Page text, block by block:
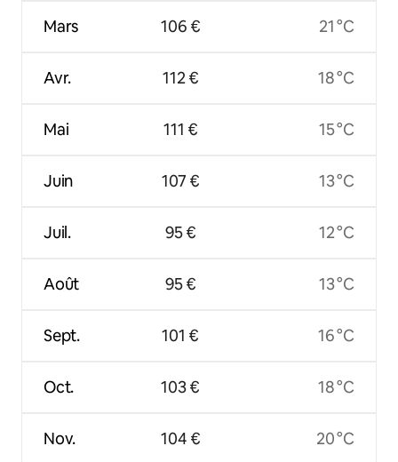
Mars
Avr.
Mai
Juin
Juil.
Août
Sept.
Oct.
Nov.
106 €
112 €
111 €
107 €
95 €
95 €
101 €
103 €
104 €
21 °C
18 °C
15 °C
13 °C
12 °C
13 °C
16 °C
18 °C
20 °C